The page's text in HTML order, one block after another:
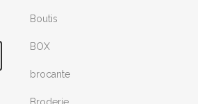
Boutis
BOX
brocante